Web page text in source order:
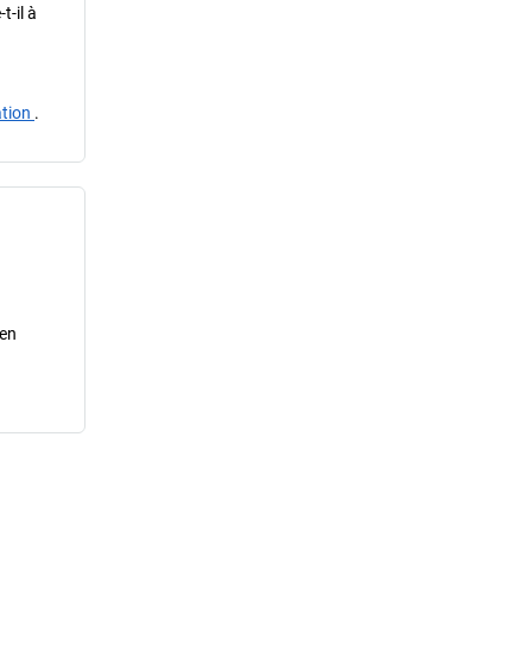
t-il à
.